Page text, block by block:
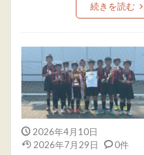
続きを読む
2026年4月10日
2026年7月29日
0件